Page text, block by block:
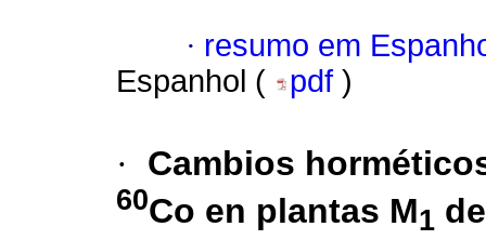
· resumo em
Espanhol (
pdf )
· Cambios
60Co en plantas M1